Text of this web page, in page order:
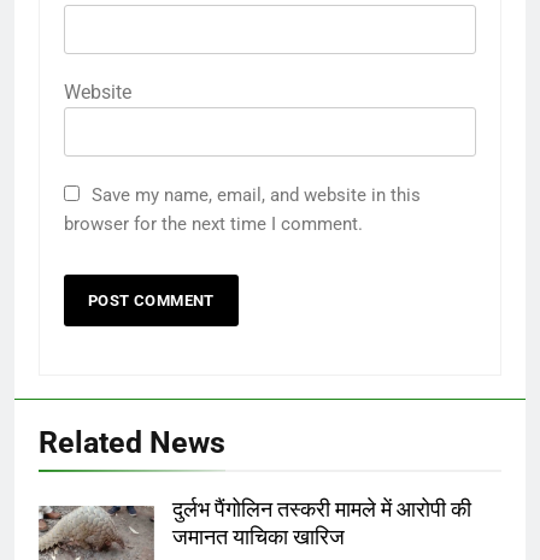
Website
Save my name, email, and website in this
browser for the next time I comment.
Related News
दुर्लभ पैंगोलिन तस्करी मामले में आरोपी की
जमानत याचिका खारिज